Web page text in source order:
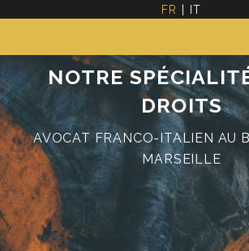
FR IT
Le Cabinet
Avocats des particuliers
Avocats des professionnels
Avocats franco-italiens
Actualités
Contact
NOTRE
DROITS
AVOCAT FRANCO-ITALIEN AU
MARSEILLE